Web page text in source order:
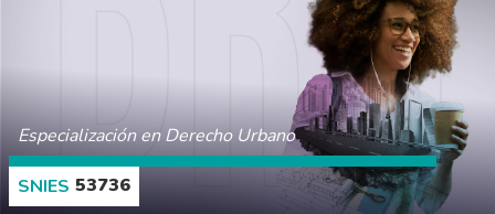
Especialización en Derecho Urbano
53736